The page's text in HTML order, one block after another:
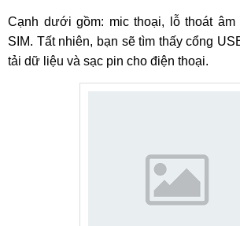
Cạnh dưới gồm: mic thoại, lỗ thoát
SIM. Tất nhiên, bạn sẽ tìm thấy cổng
tải dữ liệu và sạc pin cho điện thoại.